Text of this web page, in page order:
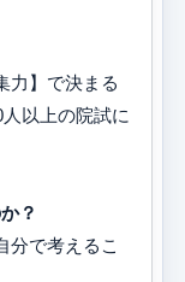
】で決まる
以上の院試に
？
で考えるこ